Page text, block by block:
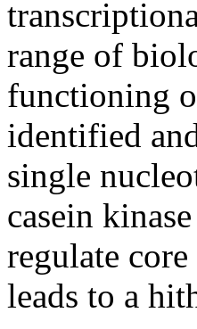
range of
functioning
identified
single
casein
regulate
leads to a